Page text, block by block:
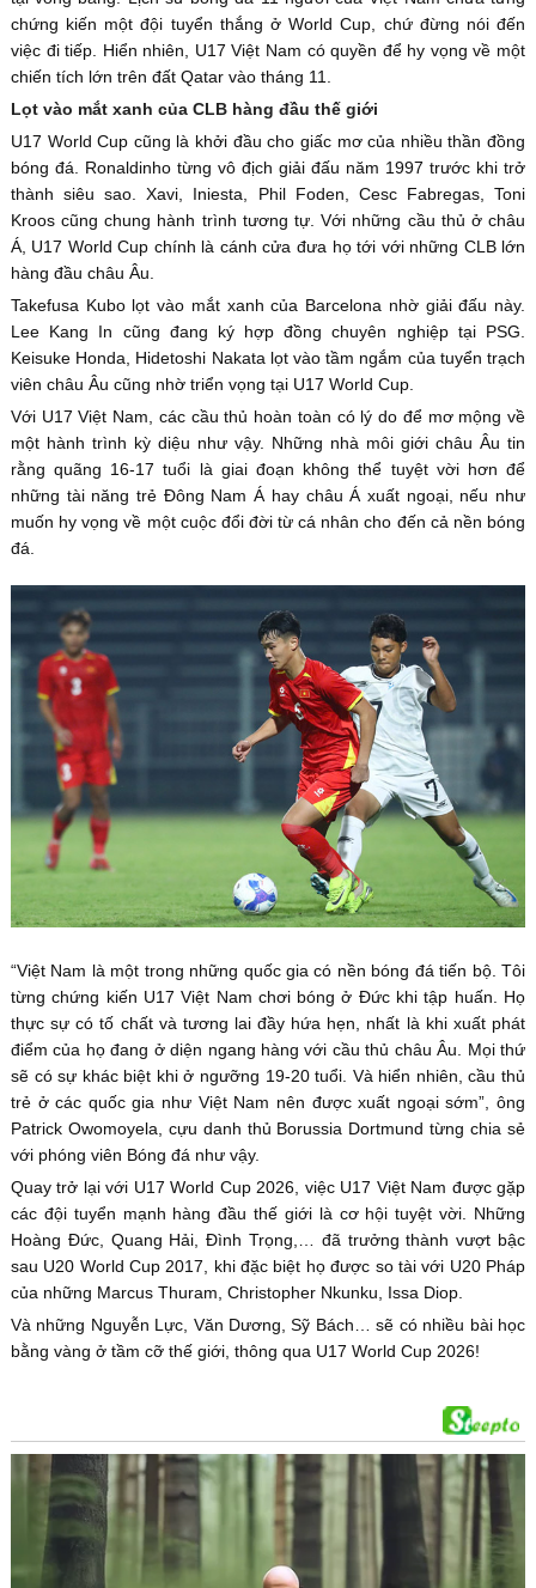
chứng kiến một đội tuyển thắng ở World Cup, chứ đừng nói đến
việc đi tiếp. Hiển nhiên, U17 Việt Nam có quyền để hy vọng về một
chiến tích lớn trên đất Qatar vào tháng 11.
Lọt vào mắt xanh của CLB hàng đầu thế giới
U17 World Cup cũng là khởi đầu cho giấc mơ của nhiều thần đồng
bóng đá. Ronaldinho từng vô địch giải đấu năm 1997 trước khi trở
thành siêu sao. Xavi, Iniesta, Phil Foden, Cesc Fabregas, Toni
Kroos cũng chung hành trình tương tự. Với những cầu thủ ở châu
Á, U17 World Cup chính là cánh cửa đưa họ tới với những CLB lớn
hàng đầu châu Âu.
Takefusa Kubo lọt vào mắt xanh của Barcelona nhờ giải đấu này.
Lee Kang In cũng đang ký hợp đồng chuyên nghiệp tại PSG.
Keisuke Honda, Hidetoshi Nakata lọt vào tầm ngắm của tuyển trạch
viên châu Âu cũng nhờ triển vọng tại U17 World Cup.
Với U17 Việt Nam, các cầu thủ hoàn toàn có lý do để mơ mộng về
một hành trình kỳ diệu như vậy. Những nhà môi giới châu Âu tin
rằng quãng 16-17 tuổi là giai đoạn không thể tuyệt vời hơn để
những tài năng trẻ Đông Nam Á hay châu Á xuất ngoại, nếu như
muốn hy vọng về một cuộc đổi đời từ cá nhân cho đến cả nền bóng
đá.
“Việt Nam là một trong những quốc gia có nền bóng đá tiến bộ. Tôi
từng chứng kiến U17 Việt Nam chơi bóng ở Đức khi tập huấn. Họ
thực sự có tố chất và tương lai đầy hứa hẹn, nhất là khi xuất phát
điểm của họ đang ở diện ngang hàng với cầu thủ châu Âu. Mọi thứ
sẽ có sự khác biệt khi ở ngưỡng 19-20 tuổi. Và hiển nhiên, cầu thủ
trẻ ở các quốc gia như Việt Nam nên được xuất ngoại sớm”, ông
Patrick Owomoyela, cựu danh thủ Borussia Dortmund từng chia sẻ
với phóng viên Bóng đá như vậy.
Quay trở lại với U17 World Cup 2026, việc U17 Việt Nam được gặp
các đội tuyển mạnh hàng đầu thế giới là cơ hội tuyệt vời. Những
Hoàng Đức, Quang Hải, Đình Trọng,… đã trưởng thành vượt bậc
sau U20 World Cup 2017, khi đặc biệt họ được so tài với U20 Pháp
của những Marcus Thuram, Christopher Nkunku, Issa Diop.
Và những Nguyễn Lực, Văn Dương, Sỹ Bách… sẽ có nhiều bài học
bằng vàng ở tầm cỡ thế giới, thông qua U17 World Cup 2026!